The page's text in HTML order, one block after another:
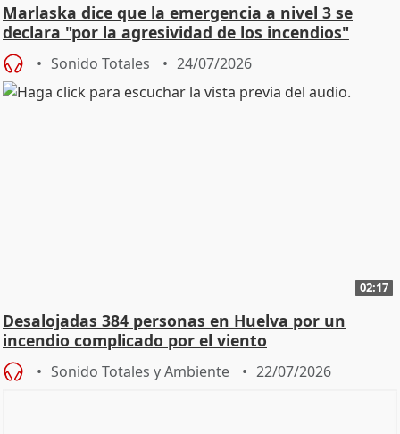
Marlaska dice que la emergencia a nivel 3 se
declara "por la agresividad de los incendios"
Sonido Totales 24/07/2026
02:17
Desalojadas 384 personas en Huelva por un
incendio complicado por el viento
Sonido Totales y Ambiente 22/07/2026